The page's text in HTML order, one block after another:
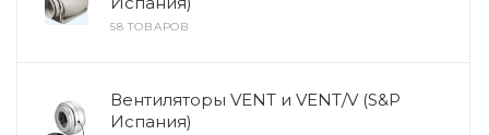
58 ТОВАРОВ
Вентиляторы VENT и VENT/V (S&P
Испания)